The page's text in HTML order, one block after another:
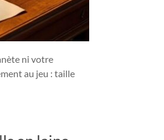
ni votre
au jeu : taille